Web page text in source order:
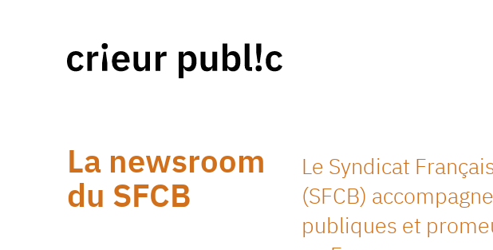
La newsroom
du SFCB
Le Syndicat
(SFCB)
publiques et